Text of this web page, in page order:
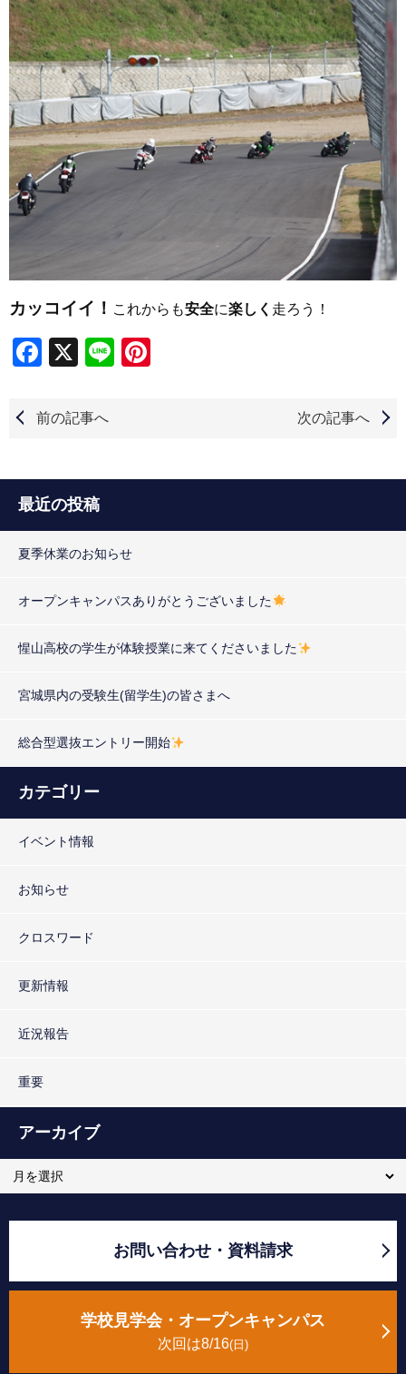
カッコイイ！ これからも安全に楽しく 走ろう！
Facebook
X Line
前の記事へ 次の記事へ
最近の投稿
夏季休業のお知らせ
オープンキャンパスありがとうございました
惺山高校の学生が体験授業に来てくださいました
宮城県内の受験生(留学生)の皆さまへ
総合型選抜エントリー開始
カテゴリー
イベント情報
お知らせ
クロスワード
更新情報
近況報告
重要
アーカイブ
お問い合わせ・資料請求
学校見学会・オープンキャンパス
次回は8/16 日